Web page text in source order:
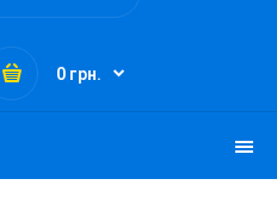
0 грн.